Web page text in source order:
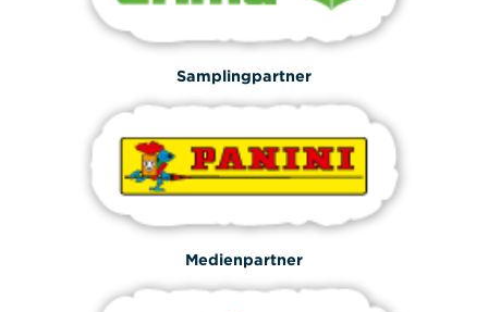
Samplingpartner
Medienpartner